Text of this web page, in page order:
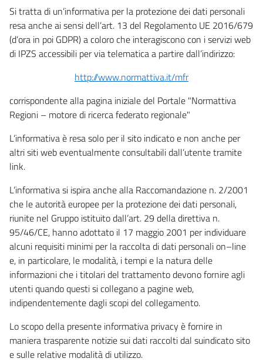
Si tratta di un’informativa per la protezione dei dati personali
resa anche ai sensi dell’art. 13 del Regolamento UE 2016/679
(d’ora in poi GDPR) a coloro che interagiscono con i servizi web
di IPZS accessibili per via telematica a partire dall’indirizzo:
http://www.normattiva.it/mfr
corrispondente alla pagina iniziale del Portale "Normattiva
Regioni – motore di ricerca federato regionale"
L’informativa è resa solo per il sito indicato e non anche per
altri siti web eventualmente consultabili dall’utente tramite
link.
L’informativa si ispira anche alla Raccomandazione n. 2/2001
che le autorità europee per la protezione dei dati personali,
riunite nel Gruppo istituito dall’art. 29 della direttiva n.
95/46/CE, hanno adottato il 17 maggio 2001 per individuare
alcuni requisiti minimi per la raccolta di dati personali on–line
e, in particolare, le modalità, i tempi e la natura delle
informazioni che i titolari del trattamento devono fornire agli
utenti quando questi si collegano a pagine web,
indipendentemente dagli scopi del collegamento.
Lo scopo della presente informativa privacy è fornire in
maniera trasparente notizie sui dati raccolti dal suindicato sito
e sulle relative modalità di utilizzo.